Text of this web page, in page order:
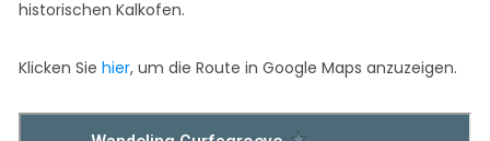
historischen Kalkofen.
Klicken Sie hier, um die Route in Google Maps anzuzeigen.